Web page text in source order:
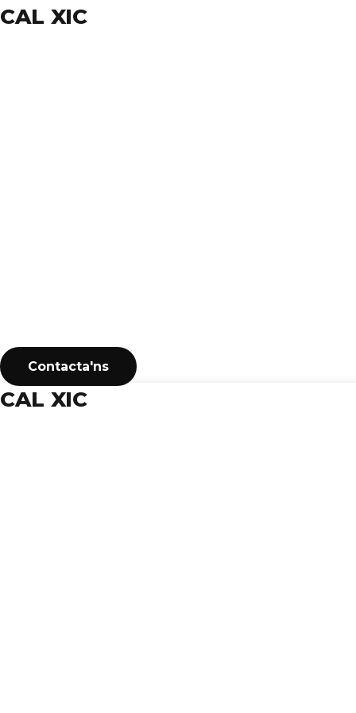
CAL XIC
Contacta'ns
CAL XIC